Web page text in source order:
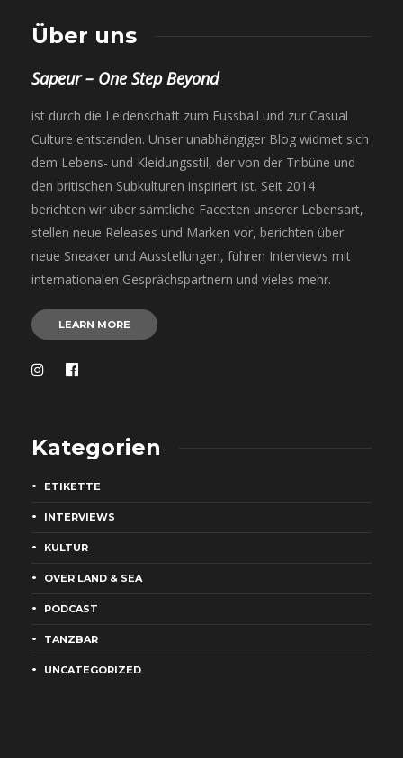
Über uns
Sapeur – One Step Beyond
ist durch die Leidenschaft zum Fussball und zur Casual
Culture entstanden. Unser unabhängiger Blog widmet sich
dem Lebens- und Kleidungsstil, der von der Tribüne und
den britischen Subkulturen inspiriert ist. Seit 2014
berichten wir über sämtliche Facetten unserer Lebensart,
stellen neue Releases und Marken vor, berichten über
neue Sneaker und Ausstellungen, führen Interviews mit
internationalen Gesprächspartnern und vieles mehr.
LEARN MORE
Kategorien
ETIKETTE
INTERVIEWS
KULTUR
OVER LAND & SEA
PODCAST
TANZBAR
UNCATEGORIZED